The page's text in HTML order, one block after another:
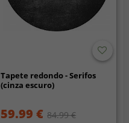
Tapete redondo - Serifos
(cinza escuro)
59.99 € 84.99 €